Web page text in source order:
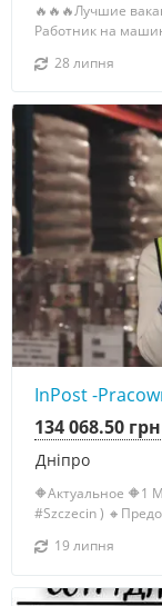
🔥🔥🔥Лучшие
Работник на
28 липня
InPost -
Дніпро
134 068.50 грн
🔶Актуальное
#Szczecin )
19 липня